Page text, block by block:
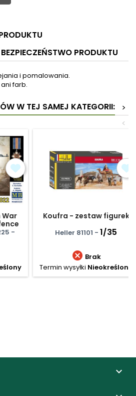
BEZPIECZEŃSTWO PRODUKTU
i pomalowania.
farb.
W TEJ SAMEJ KATEGORII:
>
<
-
Koufra - zestaw figurek
Heller 81101 - 1/35
 Brak
Termin wysyłki Nieokreślony
